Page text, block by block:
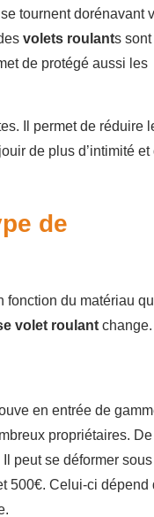
tournent dorénavant
volets roulants sont
de protégé aussi les
Il permet de réduire
de plus d’intimité et
de
fonction du matériau
volet roulant change.
en entrée de
propriétaires. De
peut se déformer sous
500€. Celui-ci dépend